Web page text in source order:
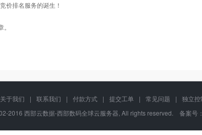
价排名服务的诞生！
关于我们 | 联系我们 | 付款方式 | 提交工单 | 常见问题 |
独立控
2016 西部云数据-西部数码全球云服务器, All rights reserved. 备案号：